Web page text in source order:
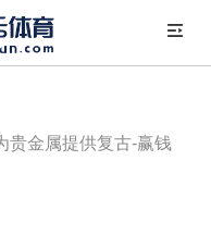
贵金属提供复古-赢钱